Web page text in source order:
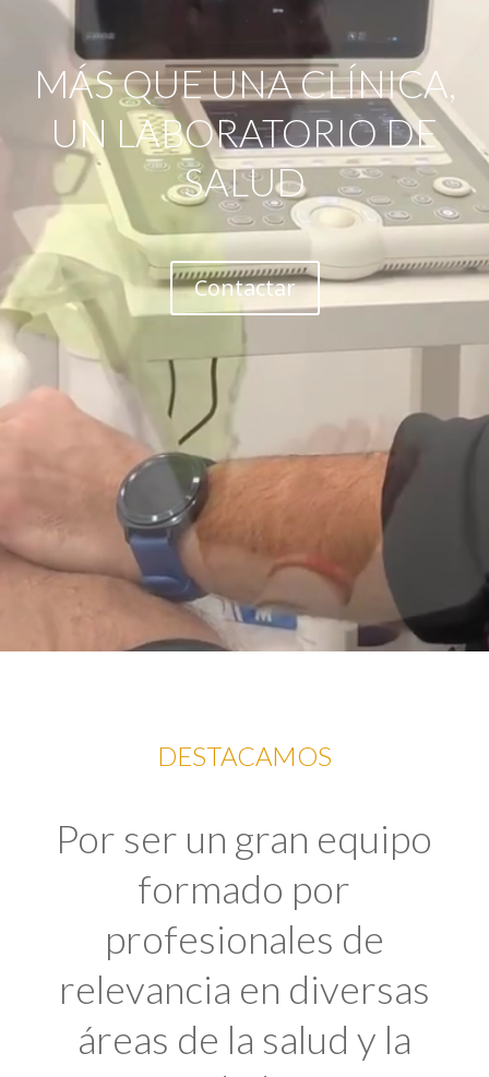
MÁS QUE UNA CLÍNICA,
UN LABORATORIO DE
SALUD
Contactar
DESTACAMOS
Por ser un gran equipo
formado por
profesionales de
relevancia en diversas
áreas de la salud y la